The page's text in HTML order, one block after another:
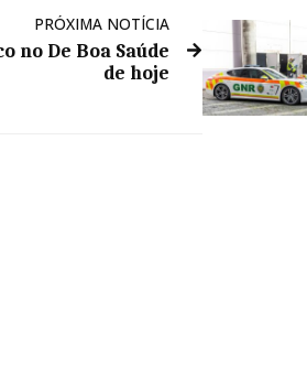
PRÓXIMA NOTÍCIA
no De Boa Saúde
de hoje